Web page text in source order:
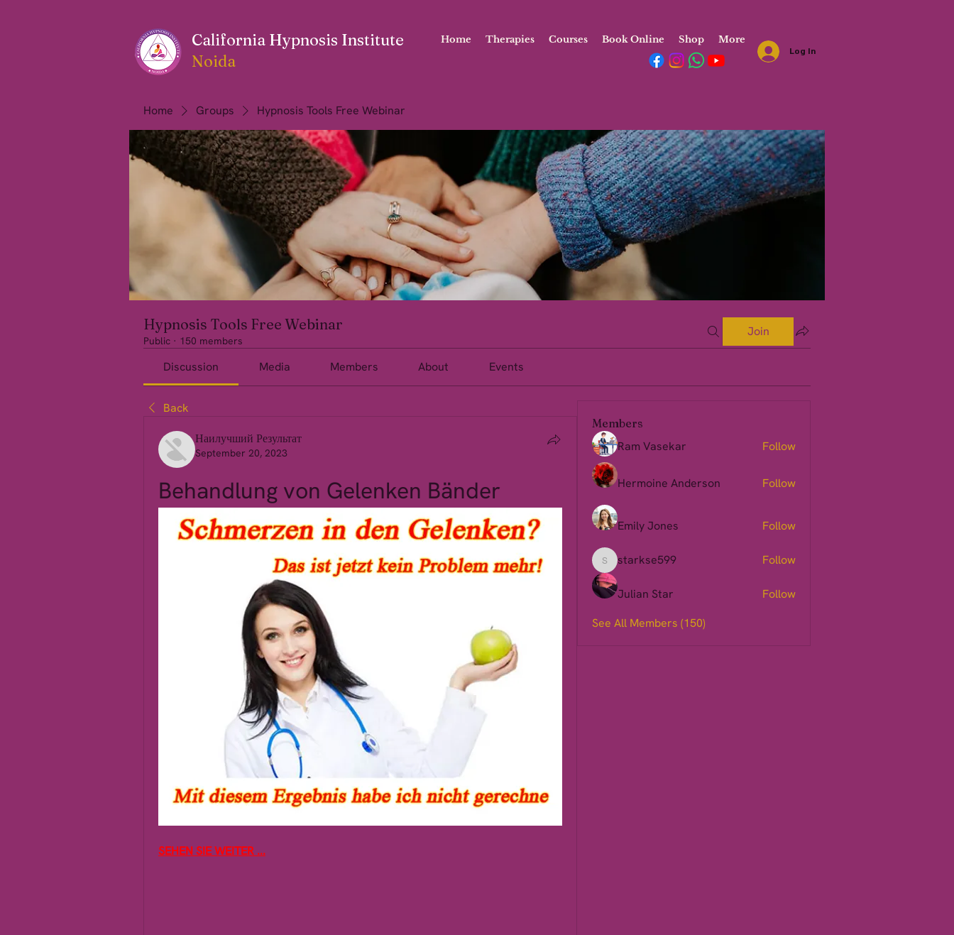
California Hypnosis Institute
Noida
Home Therapies Courses Book Online Shop More
Log In
Home Groups Hypnosis Tools Free Webinar
Hypnosis Tools Free Webinar
Public · 150 members
Join
Discussion Media Members About Events
Back
Наилучший Результат
September 20, 2023
Behandlung von Gelenken Bänder
SEHEN SIE WEITER ...
Members
Ram Vasekar Follow
Hermoine Anderson Follow
Emily Jones Follow
starkse599
starkse599 Follow
Julian Star
Follow
See All Members (150)